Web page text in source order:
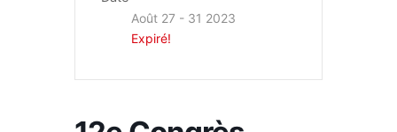
Août 27 - 31 2023
Expiré!